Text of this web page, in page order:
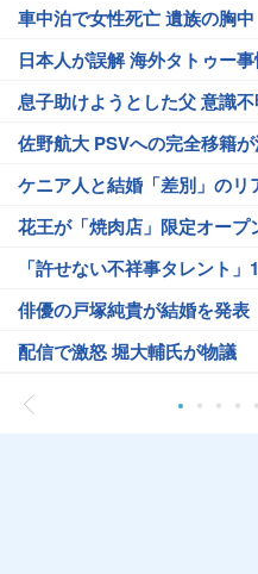
車中泊で女性死亡 遺族の胸中
日本人が誤解 海外タトゥー
息子助けようとした父 意識
佐野航大 PSVへの完全移籍
ケニア人と結婚「差別」のリ
花王が「焼肉店」限定オープ
「許せない不祥事タレント」
俳優の戸塚純貴が結婚を発表
配信で激怒 堀大輔氏が物議